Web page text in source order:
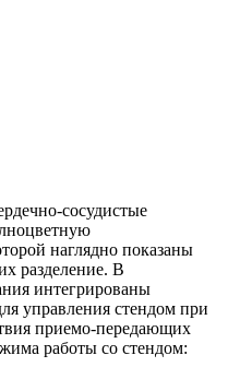
сосудистые
наглядно показаны
разделение. В
интегрированы
управления стендом при
приемо-передающих
работы со стендом: